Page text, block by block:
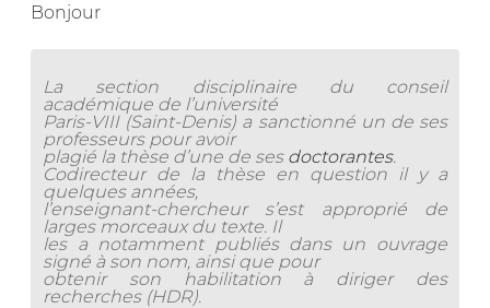
Bonjour
La section disciplinaire du conseil
académique de l’université
Paris-VIII (Saint-Denis) a sanctionné un de ses
professeurs pour avoir
plagié la thèse d’une de ses doctorantes.
Codirecteur de la thèse en question il y a
quelques années,
l’enseignant-chercheur s’est approprié de
larges morceaux du texte. Il
les a notamment publiés dans un ouvrage
signé à son nom, ainsi que pour
obtenir son habilitation à diriger des
recherches (HDR).